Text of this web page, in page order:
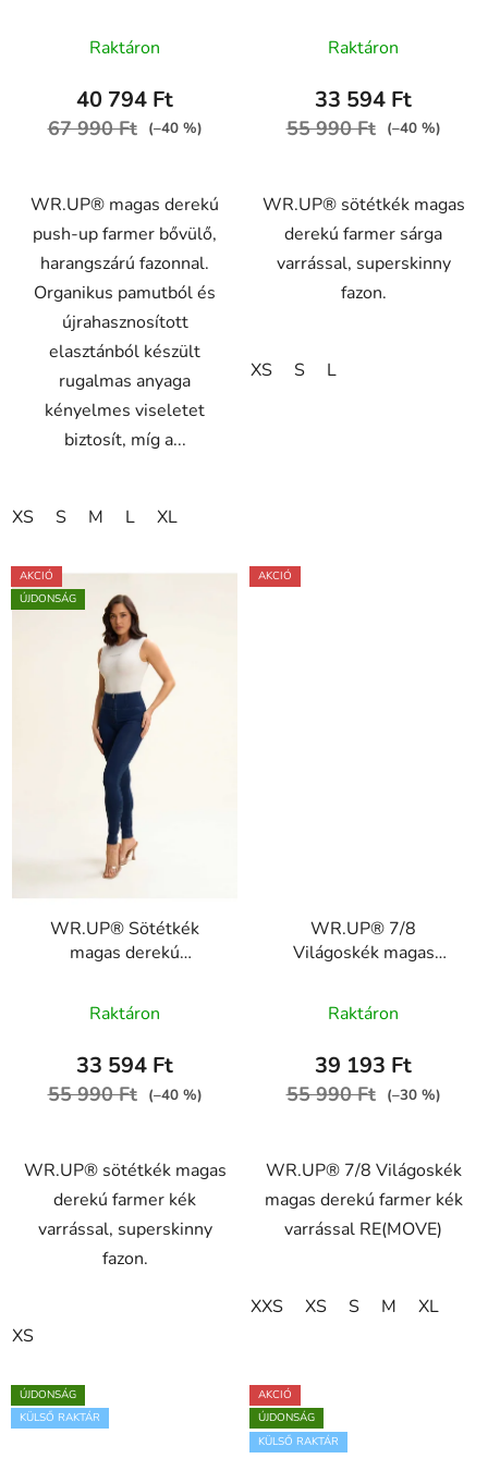
WRUP11BHC002ORG
Raktáron
40 794 Ft
67 990 Ft (–40 %)
WR.UP® magas derekú
push-up farmer bővülő,
harangszárú fazonnal.
Organikus pamutból és
újrahasznosított
elasztánból készült
rugalmas anyaga
kényelmes viseletet
biztosít, míg a...
XS S M L XL
sárga varrással,
RE(MOVE)
J0Y
Raktáron
33 594 Ft
55 990 Ft (–40 %)
WR.UP® sötétkék magas
derekú farmer sárga
varrással, superskinny
fazon.
XS S L
AKCIÓ
ÚJDONSÁG
WR.UP® Sötétkék
magas derekú
varrással, RE(MOVE)
WRUP2HC002ORG,
Raktáron
33 594 Ft
55 990 Ft (–40 %)
WR.UP® sötétkék magas
derekú farmer kék
varrással, superskinny
fazon.
XS
AKCIÓ
WR.UP® 7/8
Világoskék magas
varrással RE(MOVE)
WRUP4HC002ORG,
Raktáron
39 193 Ft
55 990 Ft (–30 %)
WR.UP® 7/8 Világoskék
magas derekú farmer kék
varrással RE(MOVE)
XXS XS S M XL
ÚJDONSÁG
KÜLSŐ RAKTÁR
AKCIÓ
ÚJDONSÁG
KÜLSŐ RAKTÁR